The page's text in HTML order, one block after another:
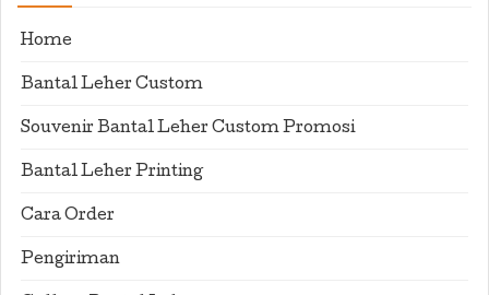
Home
Bantal Leher Custom
Souvenir Bantal Leher Custom Promosi
Bantal Leher Printing
Cara Order
Pengiriman